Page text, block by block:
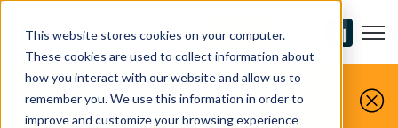
This website stores cookies on your computer.
These cookies are used to collect information about
how you interact with our website and allow us to
remember you. We use this information in order to
improve and customize your browsing experience
Open
CONTATTACI
Voi lavorate le parti, noi le simuliamo.
Prenota un demo gratuita oggi stesso.